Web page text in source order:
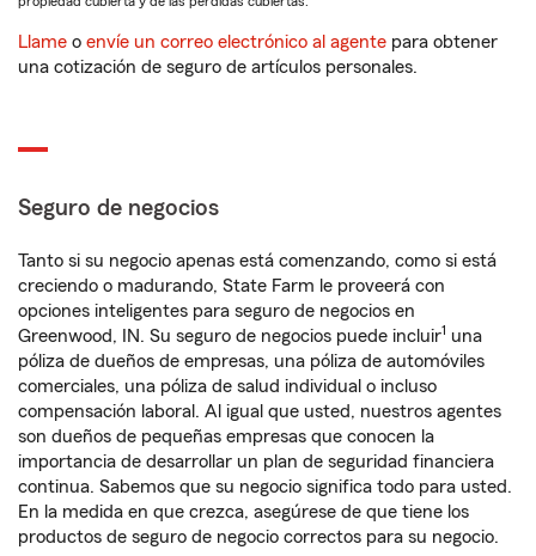
Llame o envíe un correo electrónico al agente para obtener
una cotización de seguro de artículos personales.
Seguro de negocios
Tanto si su negocio apenas está comenzando, como si está
creciendo o madurando, State Farm le proveerá con
opciones inteligentes para seguro de negocios en
Greenwood, IN. Su seguro de negocios puede incluir1 una
póliza de dueños de empresas, una póliza de automóviles
comerciales, una póliza de salud individual o incluso
compensación laboral. Al igual que usted, nuestros agentes
son dueños de pequeñas empresas que conocen la
importancia de desarrollar un plan de seguridad financiera
continua. Sabemos que su negocio significa todo para usted.
En la medida en que crezca, asegúrese de que tiene los
productos de seguro de negocio correctos para su negocio.